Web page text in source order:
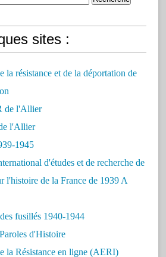
sites :
la résistance et de la déportation de
de l'Allier
l'Allier
1945
d'études et de recherche de
l'histoire de la France de 1939 A
fusillés 1940-1944
d'Histoire
la Résistance en ligne (AERI)